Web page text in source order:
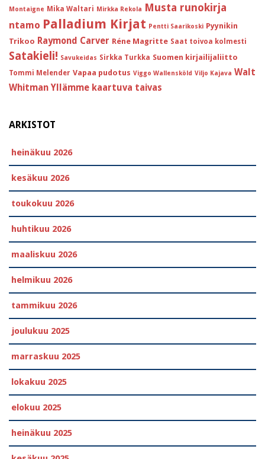
Montaigne Mika Waltari Mirkka Rekola Musta runokirja
ntamo Palladium Kirjat Pentti Saarikoski Pyynikin
Trikoo Raymond Carver Réne Magritte Saat toivoa kolmesti
Satakieli! Savukeidas Sirkka Turkka Suomen kirjailijaliitto
Tommi Melender Vapaa pudotus Viggo Wallensköld Viljo Kajava Walt
Whitman Yllämme kaartuva taivas
ARKISTOT
heinäkuu 2026
kesäkuu 2026
toukokuu 2026
huhtikuu 2026
maaliskuu 2026
helmikuu 2026
tammikuu 2026
joulukuu 2025
marraskuu 2025
lokakuu 2025
elokuu 2025
heinäkuu 2025